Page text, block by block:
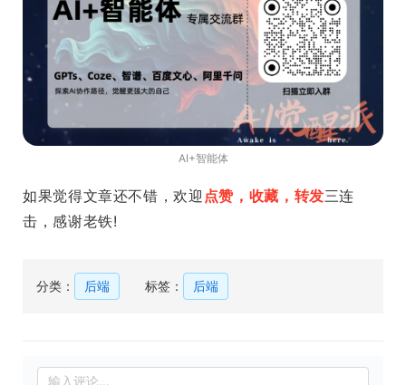
AI+智能体
如果觉得文章还不错，欢迎 点赞，收藏，转发三连
击，感谢老铁!
分类： 后端 标签： 后端